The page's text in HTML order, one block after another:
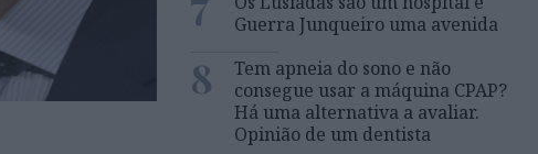
Guerra Junqueiro uma avenida
8
Tem apneia do sono e não
consegue usar a máquina CPAP?
Há uma alternativa a avaliar.
Opinião de um dentista